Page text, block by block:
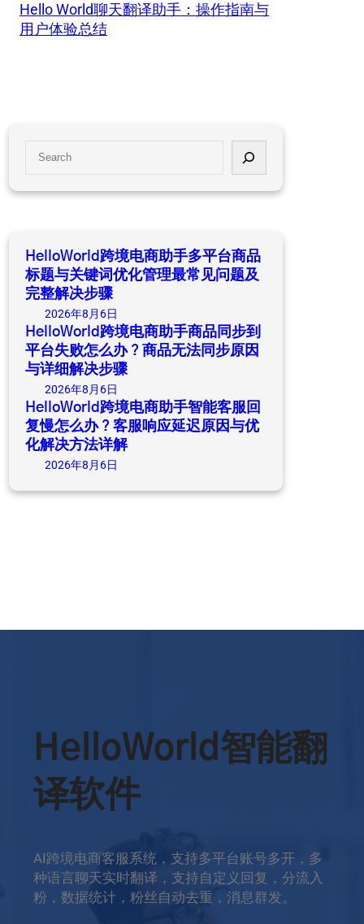
Hello World聊天翻译助手：操作指南与
用户体验总结
a
h
HelloWorld跨境电商助手多平台商品
标题与关键词优化管理最常见问题及
完整解决步骤
2026年8月6日
HelloWorld跨境电商助手商品同步到
平台失败怎么办？商品无法同步原因
与详细解决步骤
2026年8月6日
HelloWorld跨境电商助手智能客服回
复慢怎么办？客服响应延迟原因与优
化解决方法详解
2026年8月6日
HelloWorld智能翻
译软件
AI跨境电商客服系统，支持多平台账号多开，多
种语言聊天实时翻译，支持自定义回复，分流入
粉，数据统计，粉丝自动去重，消息群发。